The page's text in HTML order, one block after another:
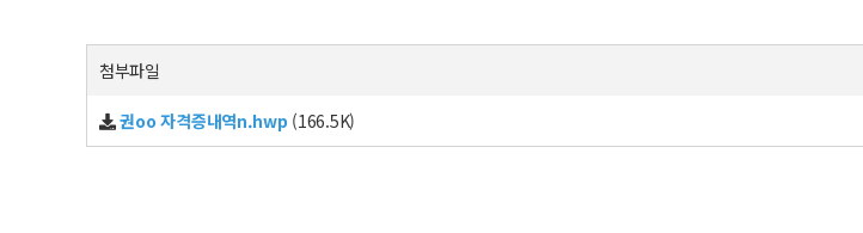
첨부파일
권oo 자격증내역n.hwp (166.5K)